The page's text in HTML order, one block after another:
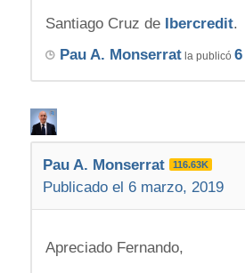
Santiago Cruz de Ibercredit.
Pau A. Monserratla publicó
Pau A. Monserrat 116.63K
Publicado el 6 marzo, 2019
Apreciado Fernando,